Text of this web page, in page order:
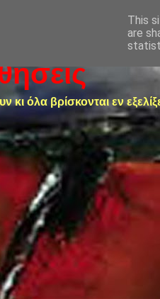
κι όλα βρίσκονται εν
This
are